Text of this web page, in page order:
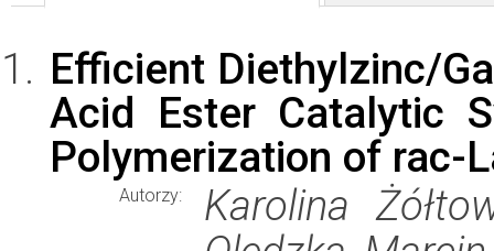
Efficient Diethylzinc/
Acid Ester Catalytic
Polymerization of rac-
Autorzy:
Karolina